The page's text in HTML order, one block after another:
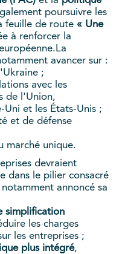
poursuivre les
feuille de route « Une
à renforcer la
avancer sur :
;
avec les
de l'Union,
Uni et les États-Unis ;
et de défense
marché unique.
devraient
dans le pilier consacré
annoncé sa
simplification
les charges
les entreprises ;
plus intégré,